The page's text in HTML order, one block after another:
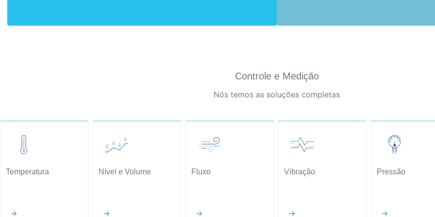
37 – TABELA TERMOPAR TIPO T
Controle e Medição
Nós temos as soluções completas
Temperatura Nível e Volume Fluxo Vibração Pressão